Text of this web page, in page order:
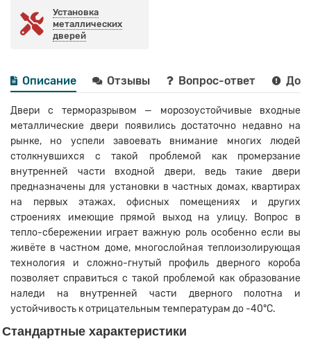
Установка
металлических
дверей
Описание Отзывы Вопрос-ответ
Двери с терморазрывом — морозоустойчивые входные
металлические двери появились достаточно недавно на
рынке, но успели завоевать внимание многих людей
столкнувшихся с такой проблемой как промерзание
внутренней части входной двери, ведь такие двери
предназначены для установки в частных домах, квартирах
на первых этажах, офисных помещениях и других
строениях имеющие прямой выход на улицу. Вопрос в
тепло-сбережении играет важную роль особенно если вы
живёте в частном доме, многослойная теплоизолирующая
технология и сложно-гнутый профиль дверного короба
позволяет справиться с такой проблемой как образование
наледи на внутренней части дверного полотна и
устойчивость к отрицательным температурам до -40°C.
Стандартные характеристики